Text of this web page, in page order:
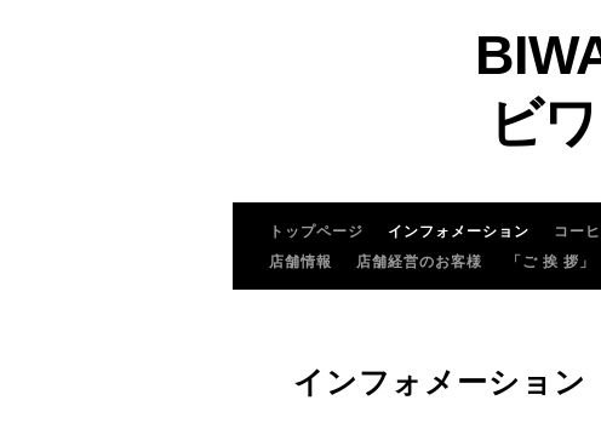
ビ
トップページ インフォメーション コー
店舗情報
店舗経営のお客様 「ご 挨 拶」
インフォメーション